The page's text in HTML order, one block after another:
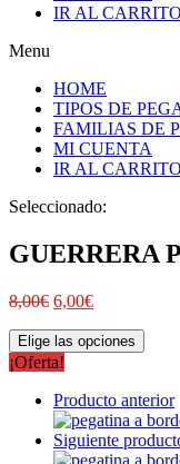
IR AL CARRITO
Menu
HOME
TIPOS DE
FAMILIAS DE
MI CUENTA
IR AL CARRITO
Seleccionado:
GUERRERA
8,00€ 6,00€
Elige las opciones
¡Oferta!
Producto anterior
Siguiente